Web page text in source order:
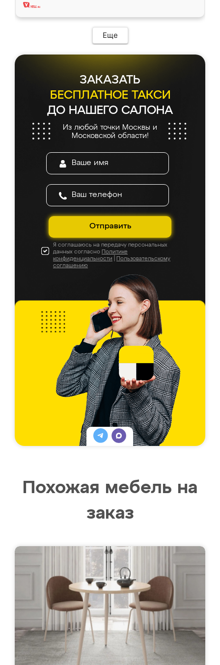
Еще
ЗАКАЗАТЬ
БЕСПЛАТНОЕ ТАКСИ
ДО НАШЕГО САЛОНА
Из любой точки Москвы и
Московской области!
Отправить
Я соглашаюсь на передачу персональных
данных согласно Политике
конфиденциальности
Пользовательскому
соглашению
Похожая мебель на
заказ